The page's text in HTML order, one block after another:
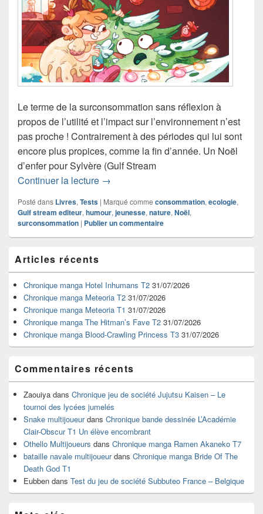
Le terme de la surconsommation sans réflexion à
propos de l’utilité et l’impact sur l’environnement n’est
pas proche ! Contrairement à des périodes qui lui sont
encore plus propices, comme la fin d’année. Un Noël
d’enfer pour Sylvère (Gulf Stream
Continuer la lecture Chronique roman Un Noël d’enfer
→
Posté dans Livres, Tests | Marqué comme consommation, ecologie,
Gulf stream editeur, humour, jeunesse, nature, Noël,
surconsommation | Publier un commentaire
principale
de
widget
pour
barre
latérale
Articles récents
Chronique manga Hotel Inhumans T2 31/07/2026
Chronique manga Meteoria T2 31/07/2026
Chronique manga Meteoria T1 31/07/2026
Chronique manga The Hitman’s Fave T2 31/07/2026
Chronique manga Blood-Crawling Princess T3 31/07/2026
Commentaires récents
Zaouiya dans Chronique jeu de société Jujutsu Kaisen – Le
tournoi des lycées jumelés
Snake multijoueurdans Chronique bande dessinée L’Académie
Clair-Obscur T1 Un élève encombrant
Othello Multijoueurs dans Chronique manga Ramen Akaneko T7
bataille navale multijoueurdans Chronique manga Bride Of The
Death God T1
Eubben dans Test du jeu de société Subbuteo France – Belgique